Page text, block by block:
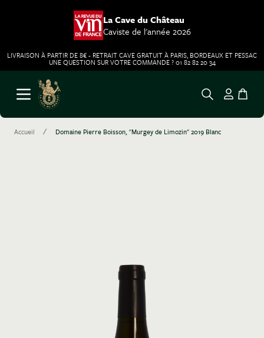
La Cave du Château
Caviste de l'année 2026
LIVRAISON À PARTIR DE 8€ - RETRAIT CAVE GRATUIT À PARIS, BORDEAUX ET PESSAC
UNE QUESTION SUR VOTRE COMMANDE ? 01 82 82 20 34
Aller au contenu
Ouvrir le menu
Accueil / Domaine Pierre Boisson, "Murgey de Limozin" 2019 Blanc